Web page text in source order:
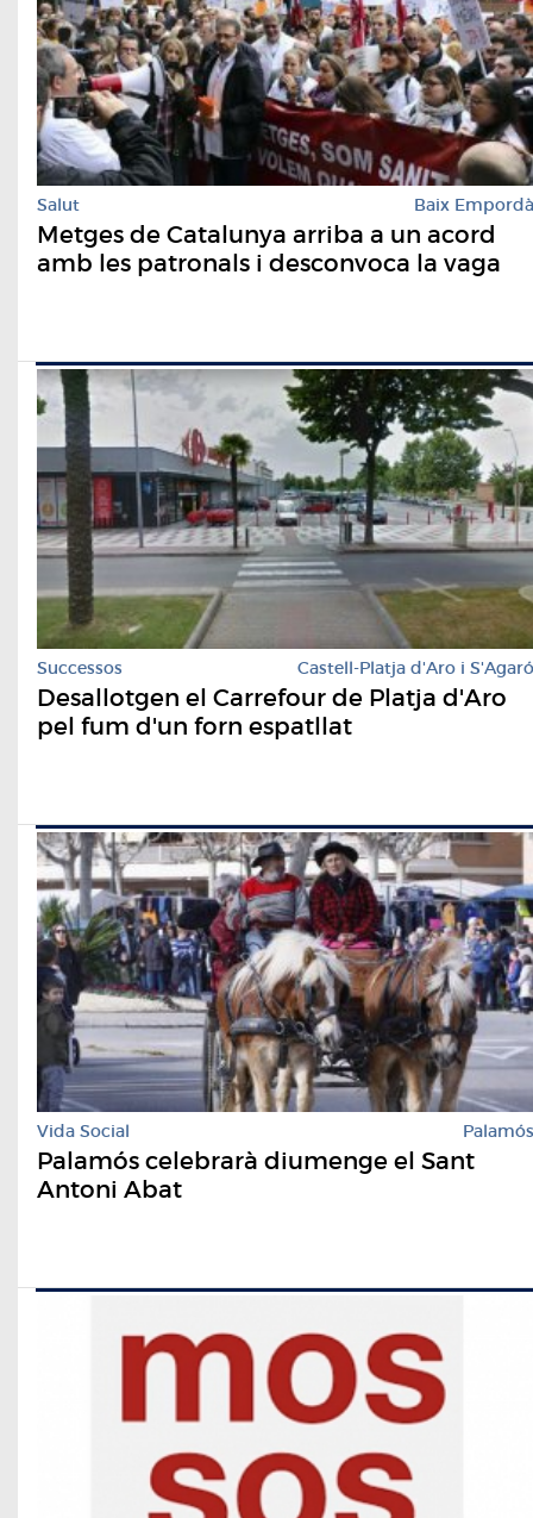
Salut Baix Empordà
Metges de Catalunya arriba a un acord
amb les patronals i desconvoca la vaga
Successos Castell-Platja d'Aro i S'Agaró
Desallotgen el Carrefour de Platja d'Aro
pel fum d'un forn espatllat
Vida Social Palamós
Palamós celebrarà diumenge el Sant
Antoni Abat